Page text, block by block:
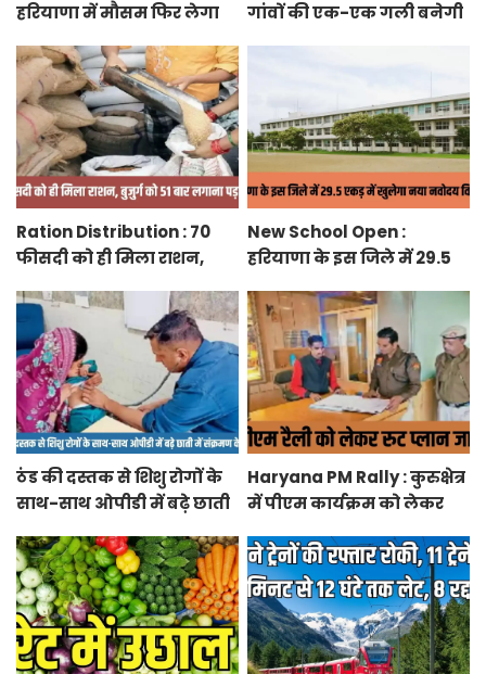
हरियाणा में मौसम फिर लेगा
होगी बारिश
गांवों की एक-एक गली बनेगी
Ration Distribution : 70
फीसदी को ही मिला राशन,
अंगूठा
New School Open :
हरियाणा के इस जिले में 29.5
विद्यालय
ठंड की दस्तक से शिशु रोगों के
साथ-साथ ओपीडी में बढ़े छाती
Haryana PM Rally : कुरुक्षेत्र
में पीएम कार्यक्रम को लेकर